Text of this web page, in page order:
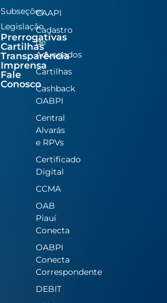
Subseções
Legislação
Prerrogativas
Cartilhas
Transparência
Imprensa
Fale
Conosco
CAAPI
Cadastro
de
Advogados
Cartilhas
Cashback
OABPI
Central
Alvarás
e RPVs
Certificado
Digital
CCMA
OAB
Piauí
Conecta
OABPI
Conecta
Correspondente
DEBIT